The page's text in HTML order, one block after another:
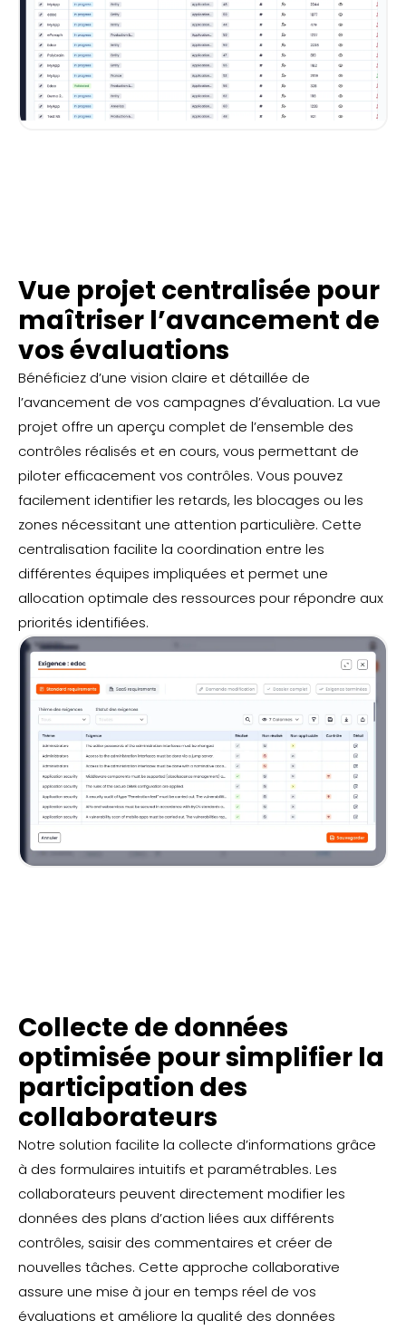
Vue projet centralisée pour
maîtriser l’avancement de
vos évaluations
Bénéficiez d’une vision claire et détaillée de
l’avancement de vos campagnes d’évaluation. La vue
projet offre un aperçu complet de l’ensemble des
contrôles réalisés et en cours, vous permettant de
piloter efficacement vos contrôles. Vous pouvez
facilement identifier les retards, les blocages ou les
zones nécessitant une attention particulière. Cette
centralisation facilite la coordination entre les
différentes équipes impliquées et permet une
allocation optimale des ressources pour répondre aux
priorités identifiées.
Collecte de données
optimisée pour simplifier la
participation des
collaborateurs
Notre solution facilite la collecte d’informations grâce
à des formulaires intuitifs et paramétrables. Les
collaborateurs peuvent directement modifier les
données des plans d’action liées aux différents
contrôles, saisir des commentaires et créer de
nouvelles tâches. Cette approche collaborative
assure une mise à jour en temps réel de vos
évaluations et améliore la qualité des données